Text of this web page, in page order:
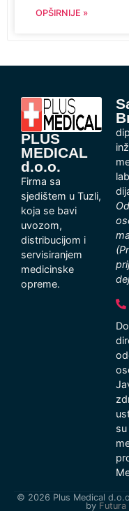
OPŠIRNIJE »
PLUS
MEDICAL
d.o.o.
Firma sa
sjedištem u Tuzli,
koja se bavi
uvozom,
distribucijom i
servisiranjem
medicinske
opreme.
© 2026 Plus Medical
by Futura